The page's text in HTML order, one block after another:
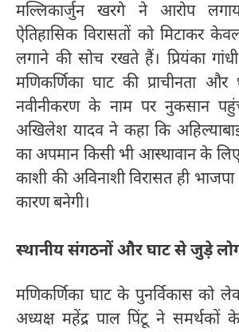
मल्लिकार्जुन खरगे ने आरोप लगाया
ऐतिहासिक विरासतों को मिटाकर
लगाने की सोच रखते हैं। प्रियंका
मणिकर्णिका घाट की प्राचीनता और
नवीनीकरण के नाम पर नुकसान
अखिलेश यादव ने कहा कि
का अपमान किसी भी आस्थावान के
काशी की अविनाशी विरासत ही
कारण बनेगी।
स्थानीय संगठनों और घाट से जुड़े
मणिकर्णिका घाट के पुनर्विकास को
अध्यक्ष महेंद्र पाल पिंटू ने समर्थकों